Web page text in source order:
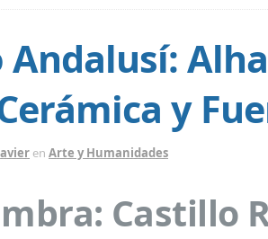
Andalusí:
y
en Arte y Humanidades
Castillo